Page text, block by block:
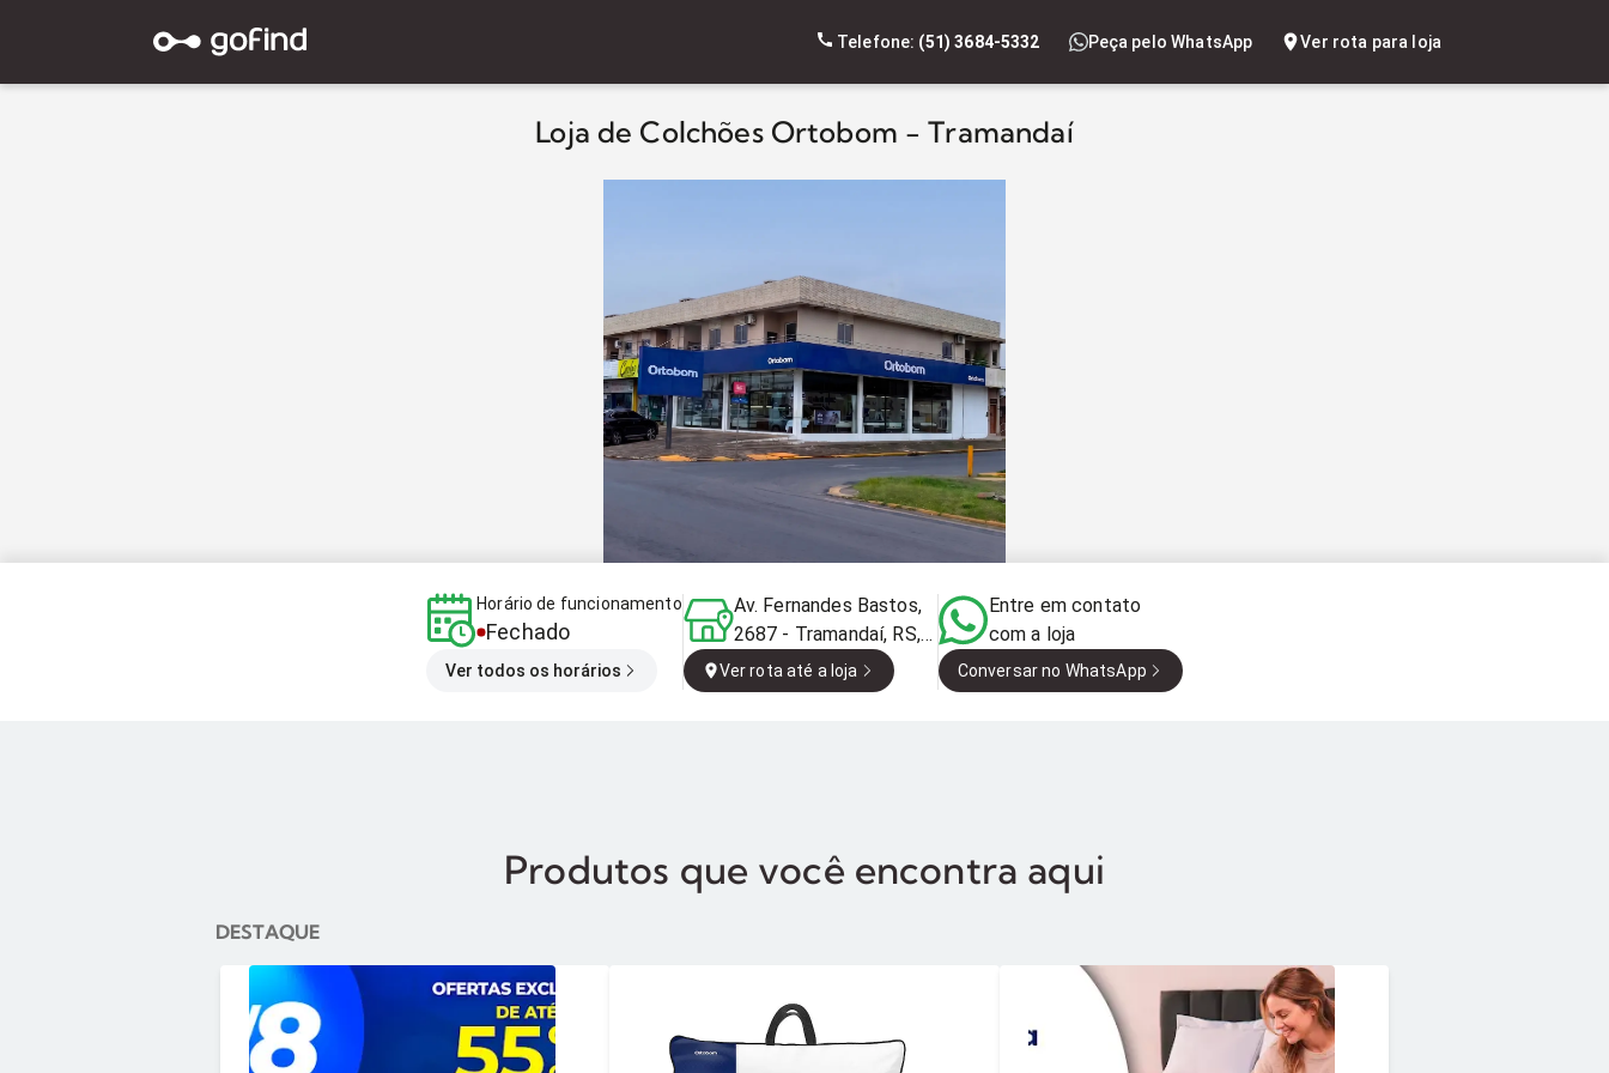
Telefone: (51) 3684-5332 Peça pelo WhatsApp Ver rota para loja
Loja de Colchões Ortobom - Tramandaí
Horário de funcionamento
Fechado
Ver todos os horários
Av. Fernandes Bastos,
2687 - Tramandaí, RS,
95590-000, Brasil
Ver rota até a loja
Entre em contato
com a loja
Conversar no WhatsApp
Produtos que você encontra aqui
DESTAQUE